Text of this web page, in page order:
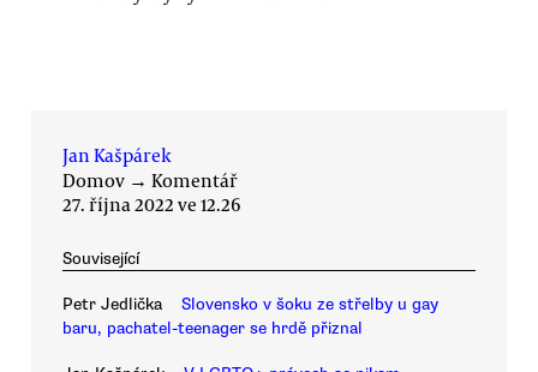
Jan Kašpárek
Domov → Komentář
27. října 2022 ve 12.26
Související
Petr Jedlička
Slovensko v šoku ze střelby u gay
baru, pachatel-teenager se hrdě přiznal